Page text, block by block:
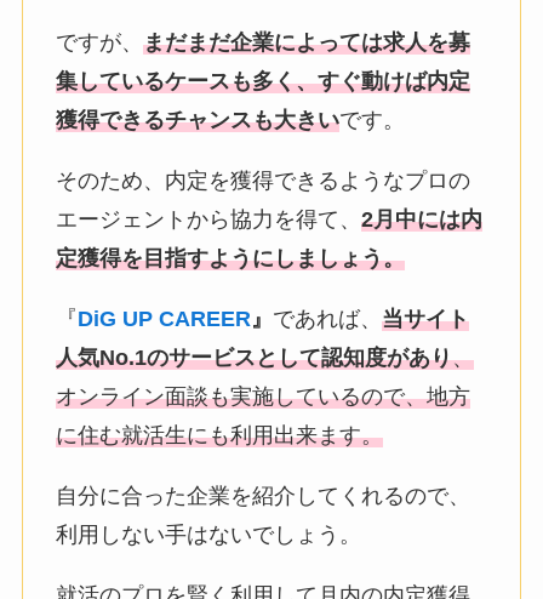
ですが、 まだまだ企業によっては求人を募
集しているケースも多く、すぐ動けば内定
獲得できるチャンスも大きいです。
そのため、内定を獲得できるようなプロの
エージェントから協力を得て、 2月中には内
定獲得を目指すようにしましょう。
『DiG UP CAREER』 であれば、 当サイト
人気No.1のサービスとして認知度があり、
オンライン面談も実施しているので、地方
に住む就活生にも利用出来ます。
自分に合った企業を紹介してくれるので、
利用しない手はないでしょう。